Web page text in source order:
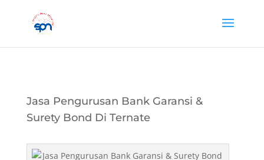
Jasa Pengurusan Bank Garansi &
Surety Bond Di Ternate